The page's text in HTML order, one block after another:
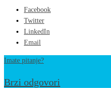
Facebook
Twitter
LinkedIn
Email
Imate pitanje?
Brzi odgovori